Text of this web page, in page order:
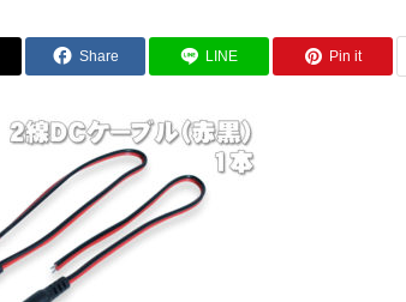
Share LINE Pin it